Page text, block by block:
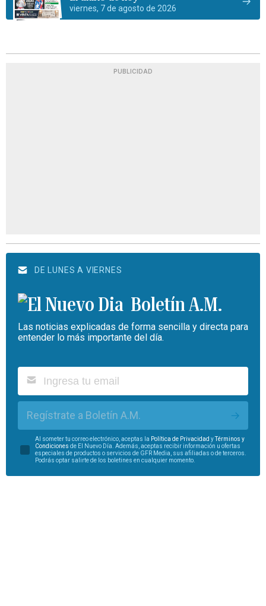
viernes, 7 de agosto de 2026
PUBLICIDAD
DE LUNES A VIERNES
Boletín A.M.
Las noticias explicadas de forma sencilla y directa para
entender lo más importante del día.
Regístrate a Boletín A.M.
Al someter tu correo electrónico, aceptas la Política de Privacidad y
Términos y
Condiciones de El Nuevo Día. Además, aceptas recibir información u ofertas
especiales de productos o servicios de GFR Media, sus afiliadas o de terceros.
Podrás optar salirte de los boletines en cualquier momento.